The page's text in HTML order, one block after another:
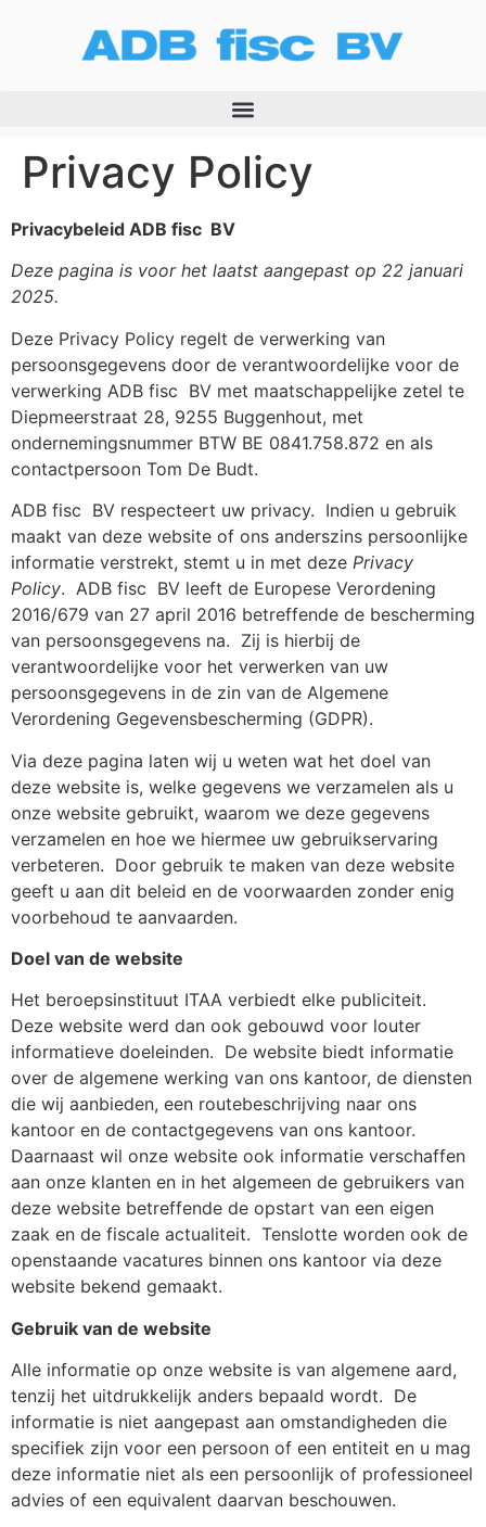
Privacy Policy
Privacybeleid ADB fisc BV
Deze pagina is voor het laatst aangepast op 22 januari
2025.
Deze Privacy Policy regelt de verwerking van
persoonsgegevens door de verantwoordelijke voor de
verwerking ADB fisc BV met maatschappelijke zetel te
Diepmeerstraat 28, 9255 Buggenhout, met
ondernemingsnummer BTW BE 0841.758.872 en als
contactpersoon Tom De Budt.
ADB fisc BV respecteert uw privacy. Indien u gebruik
maakt van deze website of ons anderszins persoonlijke
informatie verstrekt, stemt u in met deze Privacy
Policy. ADB fisc BV leeft de Europese Verordening
2016/679 van 27 april 2016 betreffende de bescherming
van persoonsgegevens na. Zij is hierbij de
verantwoordelijke voor het verwerken van uw
persoonsgegevens in de zin van de Algemene
Verordening Gegevensbescherming (GDPR).
Via deze pagina laten wij u weten wat het doel van
deze website is, welke gegevens we verzamelen als u
onze website gebruikt, waarom we deze gegevens
verzamelen en hoe we hiermee uw gebruikservaring
verbeteren. Door gebruik te maken van deze website
geeft u aan dit beleid en de voorwaarden zonder enig
voorbehoud te aanvaarden.
Doel van de website
Het beroepsinstituut ITAA verbiedt elke publiciteit.
Deze website werd dan ook gebouwd voor louter
informatieve doeleinden. De website biedt informatie
over de algemene werking van ons kantoor, de diensten
die wij aanbieden, een routebeschrijving naar ons
kantoor en de contactgegevens van ons kantoor.
Daarnaast wil onze website ook informatie verschaffen
aan onze klanten en in het algemeen de gebruikers van
deze website betreffende de opstart van een eigen
zaak en de fiscale actualiteit. Tenslotte worden ook de
openstaande vacatures binnen ons kantoor via deze
website bekend gemaakt.
Gebruik van de website
Alle informatie op onze website is van algemene aard,
tenzij het uitdrukkelijk anders bepaald wordt. De
informatie is niet aangepast aan omstandigheden die
specifiek zijn voor een persoon of een entiteit en u mag
deze informatie niet als een persoonlijk of professioneel
advies of een equivalent daarvan beschouwen.